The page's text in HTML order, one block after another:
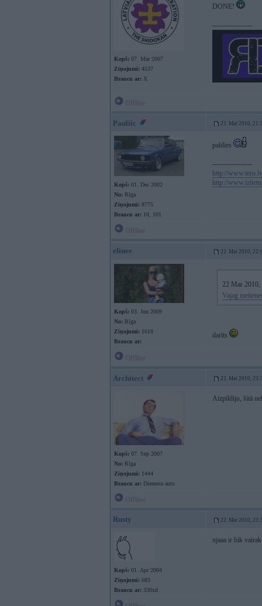
Kopš: 07. Mar 2007
Ziņojumi: 4537
Braucu ar: X
DONE!
-----------------
Pauliic 22. Mar 2010,
Kopš: 01. Dec 2002
No: Rīga
Ziņojumi: 8775
Braucu ar: 10, 101
paldies
-----------------
http://www.tero.lv
http://
elinee 22. Mar 2010,
Kopš: 03. Jun 2009
No: Rīga
Ziņojumi: 1618
Braucu ar:
22 Mar 2010,
Vajag
darīts
Architect 22. Mar 2010,
Kopš: 07. Sep 2007
No: Rīga
Ziņojumi: 1444
Braucu ar: Dienesta auto
Aizpildiju, šitā
Rusty 22. Mar 2010,
Kopš: 01. Apr 2004
Ziņojumi: 683
Braucu ar: 330xd
njaaa ir bik